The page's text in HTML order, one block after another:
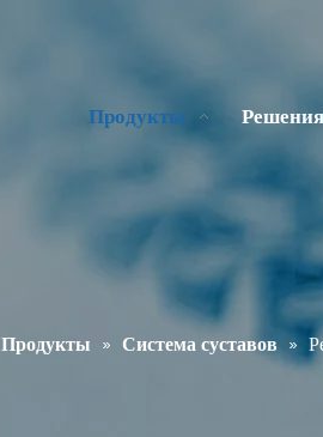
Продукты Решения
Продукты » Система суставов »